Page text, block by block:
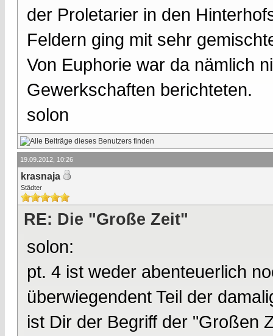
der Proletarier in den
Feldern ging mit sehr
Von Euphorie war da nämlich
Gewerkschaften berichteten.
solon
19.09.2012, 10:26
krasnaja
Städter
RE: Die "Große Zeit"
solon:
pt. 4 ist weder abenteuerlich
überwiegendent Teil der
ist Dir der Begriff der "Großen